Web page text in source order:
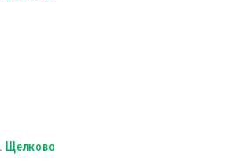
Щелково